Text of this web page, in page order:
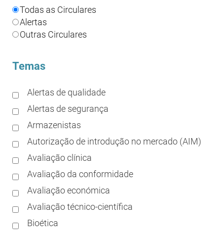
Todas as Circulares
Alertas
Outras Circulares
Temas
Alertas de qualidade
Alertas de segurança
Armazenistas
Autorização de introdução no mercado (AIM)
Avaliação clínica
Avaliação da conformidade
Avaliação económica
Avaliação técnico-científica
Bioética